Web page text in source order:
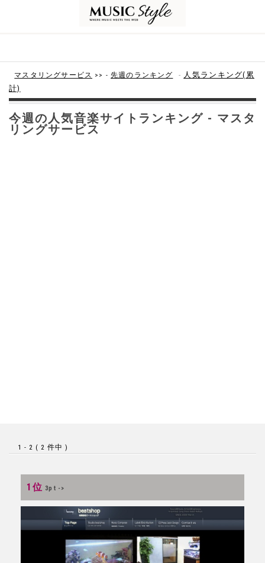
マスタリングサービス >> -先週のランキング - 人気ランキング(累
計)
今週の人気音楽サイトランキング - マスタ
リングサービス
1 - 2 ( 2 件中 )
1位 3pt ->